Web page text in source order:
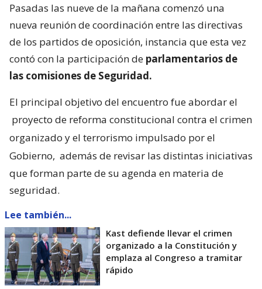
Pasadas las nueve de la mañana comenzó una
nueva reunión de coordinación entre las directivas
de los partidos de oposición, instancia que esta vez
contó con la participación de parlamentarios de
las comisiones de Seguridad.
El principal objetivo del encuentro fue abordar el
proyecto de reforma constitucional contra el crimen
organizado y el terrorismo impulsado por el
Gobierno, además de revisar las distintas iniciativas
que forman parte de su agenda en materia de
seguridad.
Lee también...
Kast defiende llevar el crimen
organizado a la Constitución y
emplaza al Congreso a tramitar
rápido